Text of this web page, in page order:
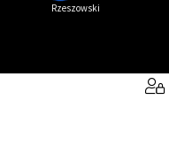
Rzeszowski